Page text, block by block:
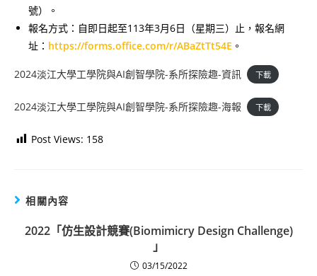
號）。
報名方式：自即日起至113年3月6日（星期三）止，報名網
址： https://forms.office.com/r/ABaZtTt54E 。
2024淡江大學工學院與AI創智學院-系所探險趣-資訊 下載
2024淡江大學工學院與AI創智學院-系所探險趣-海報 下載
Post Views: 158
相關內容
2022「仿生設計競賽(Biomimicry Design Challenge)
」
03/15/2022